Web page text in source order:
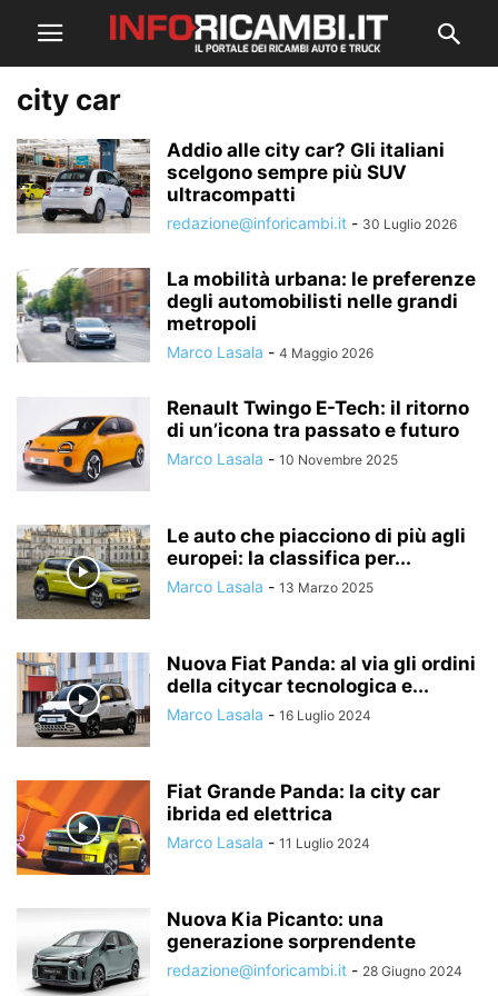
city car
Addio alle city car? Gli italiani
scelgono sempre più SUV
ultracompatti
redazione@inforicambi.it - 30 Luglio 2026
La mobilità urbana: le preferenze
degli automobilisti nelle grandi
metropoli
Marco Lasala - 4 Maggio 2026
Renault Twingo E-Tech: il ritorno
di un’icona tra passato e futuro
Marco Lasala - 10 Novembre 2025
Le auto che piacciono di più agli
europei: la classifica per...
Marco Lasala - 13 Marzo 2025
Nuova Fiat Panda: al via gli ordini
della citycar tecnologica e...
Marco Lasala - 16 Luglio 2024
Fiat Grande Panda: la city car
ibrida ed elettrica
Marco Lasala - 11 Luglio 2024
Nuova Kia Picanto: una
generazione sorprendente
redazione@inforicambi.it - 28 Giugno 2024